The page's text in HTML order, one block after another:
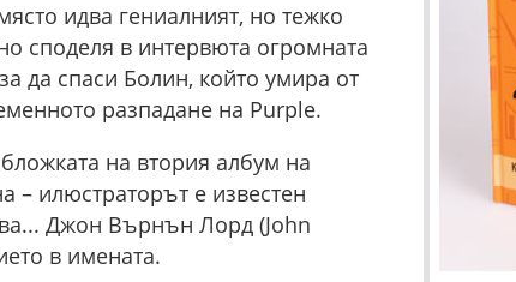
идва гениалният, но тежко
споделя в интервюта огромната
да спаси Болин, който умира от
разпадане на Purple.
на втория албум на
– илюстраторът е известен
Джон Върнън Лорд (John
в имената.